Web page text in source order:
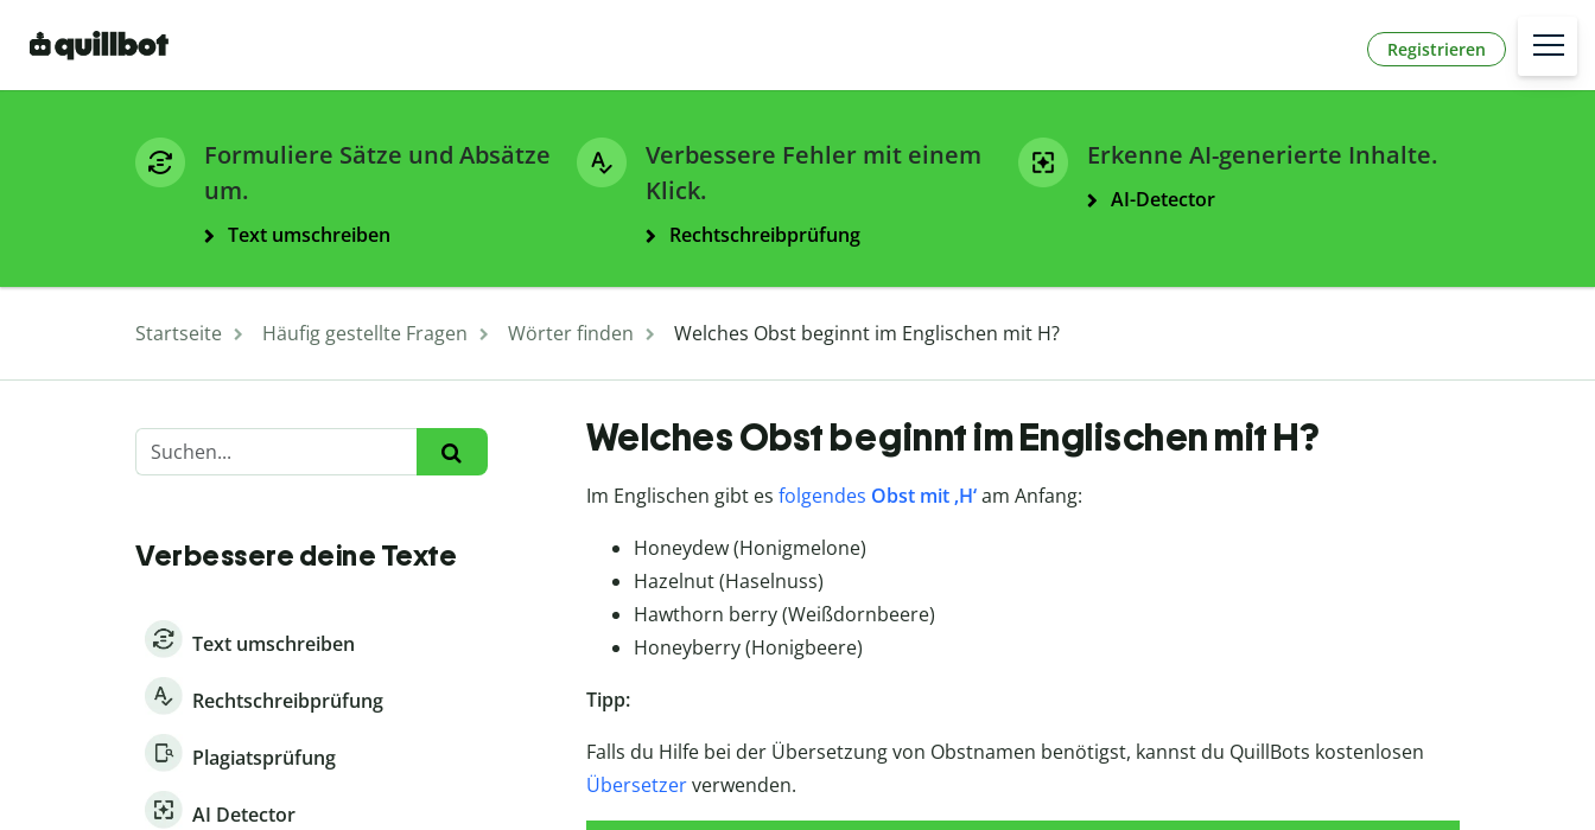
Registrieren
Formuliere Sätze und Absätze
um.
Text umschreiben
Verbessere Fehler mit einem
Klick.
Rechtschreibprüfung
Erkenne AI-generierte Inhalte.
AI-Detector
Startseite Häufig gestellte Fragen Wörter finden Welches Obst beginnt im Englischen mit H?
Verbessere deine Texte
Text umschreiben
Rechtschreibprüfung
Plagiatsprüfung
AI Detector
Welches Obst beginnt im Englischen mit H?
Im Englischen gibt es folgendes Obst mit ‚H‘am Anfang:
Honeydew (Honigmelone)
Hazelnut (Haselnuss)
Hawthorn berry (Weißdornbeere)
Honeyberry (Honigbeere)
Tipp:
Falls du Hilfe bei der Übersetzung von Obstnamen benötigst, kannst du QuillBots kostenlosen
Übersetzerverwenden.